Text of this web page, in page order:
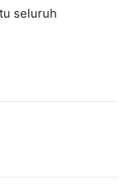
seluruh